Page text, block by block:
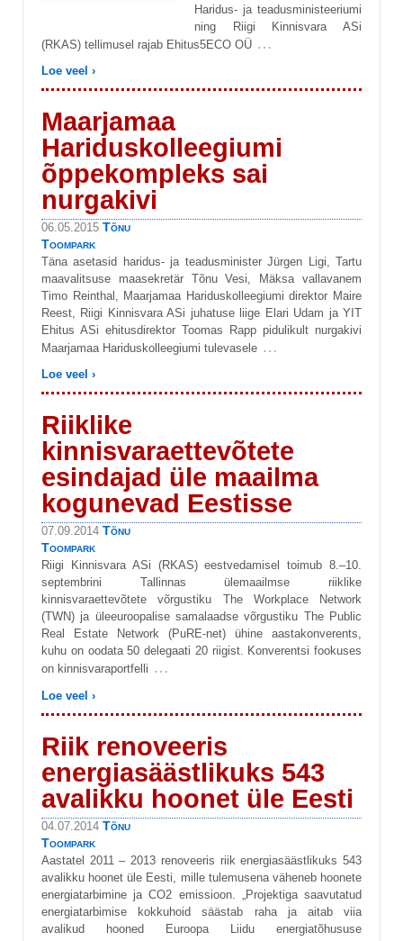
Haridus- ja teadusministeeriumi
ning Riigi Kinnisvara ASi
(RKAS) tellimusel rajab Ehitus5ECO OÜ …
Loe veel ›
Maarjamaa
Hariduskolleegiumi
õppekompleks sai
nurgakivi
06.05.2015 Tõnu
Toompark
Täna asetasid haridus- ja teadusminister Jürgen Ligi, Tartu
maavalitsuse maasekretär Tõnu Vesi, Mäksa vallavanem
Timo Reinthal, Maarjamaa Hariduskolleegiumi direktor Maire
Reest, Riigi Kinnisvara ASi juhatuse liige Elari Udam ja YIT
Ehitus ASi ehitusdirektor Toomas Rapp pidulikult nurgakivi
Maarjamaa Hariduskolleegiumi tulevasele …
Loe veel ›
Riiklike
kinnisvaraettevõtete
esindajad üle maailma
kogunevad Eestisse
07.09.2014 Tõnu
Toompark
Riigi Kinnisvara ASi (RKAS) eestvedamisel toimub 8.–10.
septembrini Tallinnas ülemaailmse riiklike
kinnisvaraettevõtete võrgustiku The Workplace Network
(TWN) ja üleeuroopalise samalaadse võrgustiku The Public
Real Estate Network (PuRE-net) ühine aastakonverents,
kuhu on oodata 50 delegaati 20 riigist. Konverentsi fookuses
on kinnisvaraportfelli …
Loe veel ›
Riik renoveeris
energiasäästlikuks 543
avalikku hoonet üle Eesti
04.07.2014 Tõnu
Toompark
Aastatel 2011­­­­ – 2013 renoveeris riik energiasäästlikuks 543
avalikku hoonet üle Eesti, mille tulemusena väheneb hoonete
energiatarbimine ja CO2 emissioon. „Projektiga saavutatud
energiatarbimise kokkuhoid säästab raha ja aitab viia
avalikud hooned Euroopa Liidu energiatõhususe